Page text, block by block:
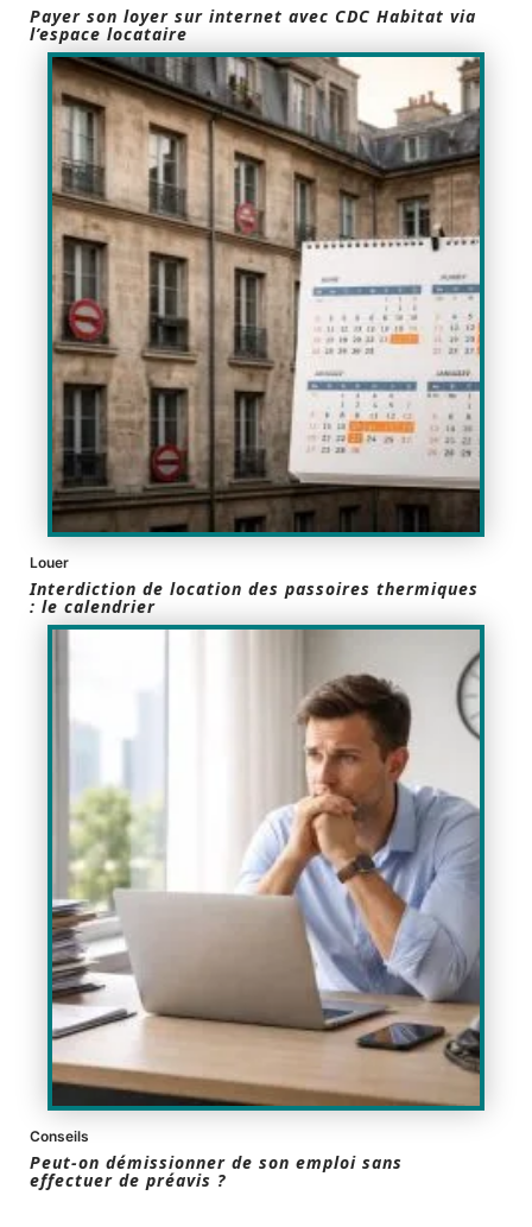
Payer son loyer sur internet avec CDC Habitat via
l’espace locataire
Louer
Interdiction de location des passoires thermiques
: le calendrier
Conseils
Peut-on démissionner de son emploi sans
effectuer de préavis ?